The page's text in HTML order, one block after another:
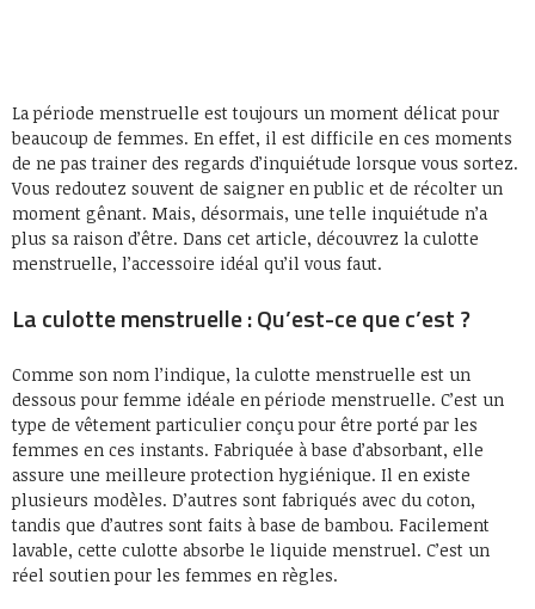
La période menstruelle est toujours un moment délicat pour
beaucoup de femmes. En effet, il est difficile en ces moments
de ne pas trainer des regards d’inquiétude lorsque vous sortez.
Vous redoutez souvent de saigner en public et de récolter un
moment gênant. Mais, désormais, une telle inquiétude n’a
plus sa raison d’être. Dans cet article, découvrez la culotte
menstruelle, l’accessoire idéal qu’il vous faut.
La culotte menstruelle : Qu’est-ce que c’est ?
Comme son nom l’indique, la culotte menstruelle est un
dessous pour femme idéale en période menstruelle. C’est un
type de vêtement particulier conçu pour être porté par les
femmes en ces instants. Fabriquée à base d’absorbant, elle
assure une meilleure protection hygiénique. Il en existe
plusieurs modèles. D’autres sont fabriqués avec du coton,
tandis que d’autres sont faits à base de bambou. Facilement
lavable, cette culotte absorbe le liquide menstruel. C’est un
réel soutien pour les femmes en règles.